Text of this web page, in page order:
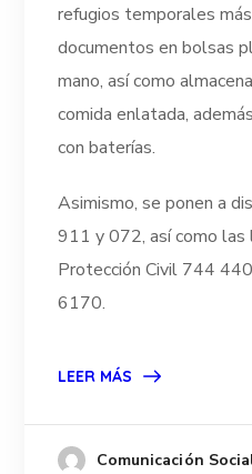
refugios temporales
documentos en bolsas
mano, así como
comida enlatada,
con baterías.
Asimismo, se ponen a
911 y 072, así como
Protección Civil 744
6170.
LEER MÁS
Comunicación